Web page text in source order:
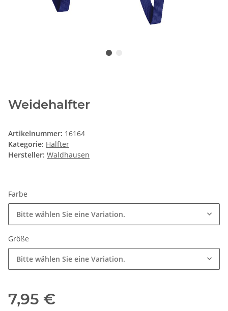
Weidehalfter
Artikelnummer: 16164
Kategorie: Halfter
Hersteller: Waldhausen
Farbe
Bitte wählen Sie eine Variation.
Größe
Bitte wählen Sie eine Variation.
7,95 €